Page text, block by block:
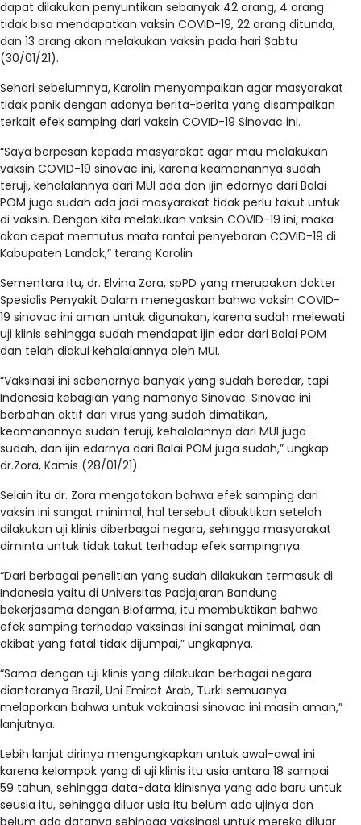
dapat dilakukan penyuntikan sebanyak 42 orang, 4 orang
tidak bisa mendapatkan vaksin COVID-19, 22 orang ditunda,
dan 13 orang akan melakukan vaksin pada hari Sabtu
(30/01/21).
Sehari sebelumnya, Karolin menyampaikan agar masyarakat
tidak panik dengan adanya berita-berita yang disampaikan
terkait efek samping dari vaksin COVID-19 Sinovac ini.
“Saya berpesan kepada masyarakat agar mau melakukan
vaksin COVID-19 sinovac ini, karena keamanannya sudah
teruji, kehalalannya dari MUI ada dan ijin edarnya dari Balai
POM juga sudah ada jadi masyarakat tidak perlu takut untuk
di vaksin. Dengan kita melakukan vaksin COVID-19 ini, maka
akan cepat memutus mata rantai penyebaran COVID-19 di
Kabupaten Landak,” terang Karolin
Sementara itu, dr. Elvina Zora, spPD yang merupakan dokter
Spesialis Penyakit Dalam menegaskan bahwa vaksin COVID-
19 sinovac ini aman untuk digunakan, karena sudah melewati
uji klinis sehingga sudah mendapat ijin edar dari Balai POM
dan telah diakui kehalalannya oleh MUI.
“Vaksinasi ini sebenarnya banyak yang sudah beredar, tapi
Indonesia kebagian yang namanya Sinovac. Sinovac ini
berbahan aktif dari virus yang sudah dimatikan,
keamanannya sudah teruji, kehalalannya dari MUI juga
sudah, dan ijin edarnya dari Balai POM juga sudah,” ungkap
dr.Zora, Kamis (28/01/21).
Selain itu dr. Zora mengatakan bahwa efek samping dari
vaksin ini sangat minimal, hal tersebut dibuktikan setelah
dilakukan uji klinis diberbagai negara, sehingga masyarakat
diminta untuk tidak takut terhadap efek sampingnya.
“Dari berbagai penelitian yang sudah dilakukan termasuk di
Indonesia yaitu di Universitas Padjajaran Bandung
bekerjasama dengan Biofarma, itu membuktikan bahwa
efek samping terhadap vaksinasi ini sangat minimal, dan
akibat yang fatal tidak dijumpai,” ungkapnya.
“Sama dengan uji klinis yang dilakukan berbagai negara
diantaranya Brazil, Uni Emirat Arab, Turki semuanya
melaporkan bahwa untuk vakainasi sinovac ini masih aman,”
lanjutnya.
Lebih lanjut dirinya mengungkapkan untuk awal-awal ini
karena kelompok yang di uji klinis itu usia antara 18 sampai
59 tahun, sehingga data-data klinisnya yang ada baru untuk
seusia itu, sehingga diluar usia itu belum ada ujinya dan